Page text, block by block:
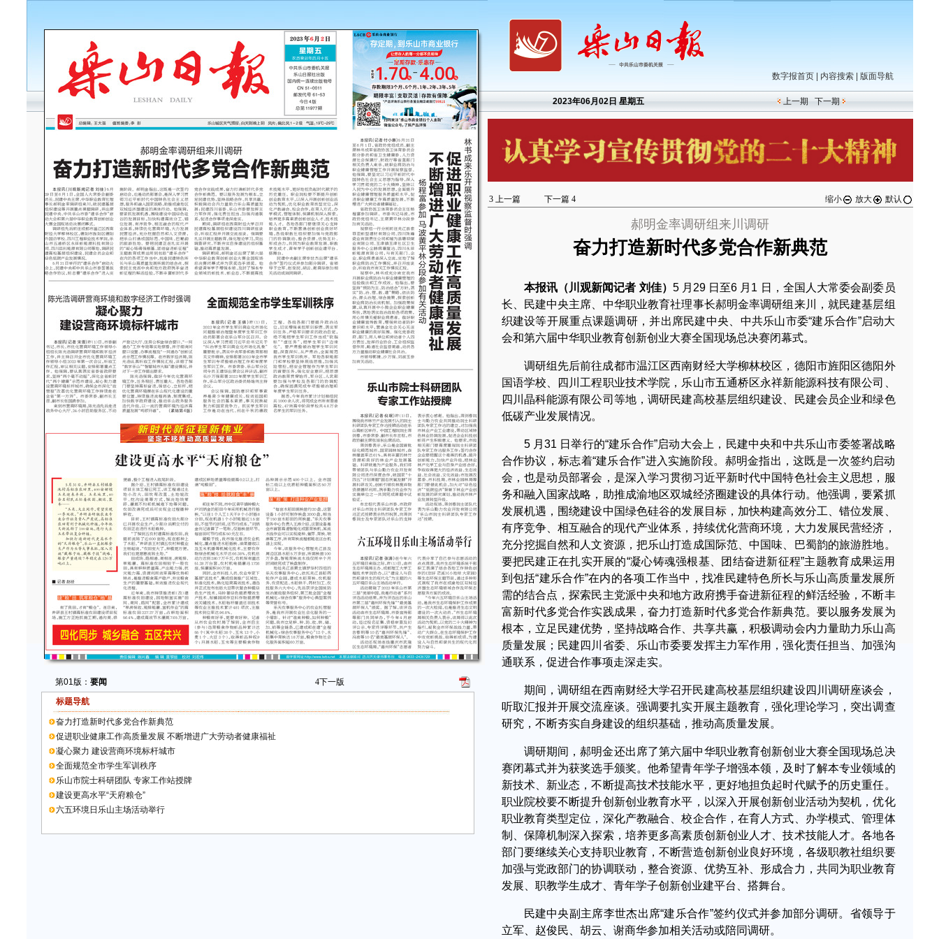
第01版： 要闻 4下一版
标题导航
奋力打造新时代多党合作新典范
促进职业健康工作高质量发展 不断增进广大劳动者健康福祉
凝心聚力 建设营商环境标杆城市
全面规范全市学生军训秩序
乐山市院士科研团队 专家工作站授牌
建设更高水平“天府粮仓”
六五环境日乐山主场活动举行
数字报首页 内容搜索 版面导航
2023年06月02日 星期五 上一期 下一期
3上一篇 下一篇 4 缩小 放大 默认
郝明金率调研组来川调研
奋力打造新时代多党合作新典范
本报讯（川观新闻记者 刘佳） 5 月29 日至6 月1 日，全国人大常委会副委员
长、民建中央主席、中华职业教育社理事长郝明金率调研组来川，就民建基层组
织建设等开展重点课题调研，并出席民建中央、中共乐山市委“建乐合作”启动大
会和第六届中华职业教育创新创业大赛全国现场总决赛闭幕式。
调研组先后前往成都市温江区西南财经大学柳林校区，德阳市旌阳区德阳外
国语学校、四川工程职业技术学院，乐山市五通桥区永祥新能源科技有限公司、
四川晶科能源有限公司等地，调研民建高校基层组织建设、民建会员企业和绿色
低碳产业发展情况。
5 月31 日举行的“建乐合作”启动大会上，民建中央和中共乐山市委签署战略
合作协议，标志着“建乐合作”进入实施阶段。郝明金指出，这既是一次签约启动
会，也是动员部署会，是深入学习贯彻习近平新时代中国特色社会主义思想，服
务和融入国家战略，助推成渝地区双城经济圈建设的具体行动。他强调，要紧抓
发展机遇，围绕建设中国绿色硅谷的发展目标，加快构建高效分工、错位发展、
有序竞争、相互融合的现代产业体系，持续优化营商环境，大力发展民营经济，
充分挖掘自然和人文资源，把乐山打造成国际范、中国味、巴蜀韵的旅游胜地。
要把民建正在扎实开展的“凝心铸魂强根基、团结奋进新征程”主题教育成果运用
到包括“建乐合作”在内的各项工作当中，找准民建特色所长与乐山高质量发展所
需的结合点，探索民主党派中央和地方政府携手奋进新征程的鲜活经验，不断丰
富新时代多党合作实践成果，奋力打造新时代多党合作新典范。要以服务发展为
根本，立足民建优势，坚持战略合作、共享共赢，积极调动会内力量助力乐山高
质量发展；民建四川省委、乐山市委要发挥主力军作用，强化责任担当、加强沟
通联系，促进合作事项走深走实。
期间，调研组在西南财经大学召开民建高校基层组织建设四川调研座谈会，
听取汇报并开展交流座谈。强调要扎实开展主题教育，强化理论学习，突出调查
研究，不断夯实自身建设的组织基础，推动高质量发展。
调研期间，郝明金还出席了第六届中华职业教育创新创业大赛全国现场总决
赛闭幕式并为获奖选手颁奖。他希望青年学子增强本领，及时了解本专业领域的
新技术、新业态，不断提高技术技能水平，更好地担负起时代赋予的历史重任。
职业院校要不断提升创新创业教育水平，以深入开展创新创业活动为契机，优化
职业教育类型定位，深化产教融合、校企合作，在育人方式、办学模式、管理体
制、保障机制深入探索，培养更多高素质创新创业人才、技术技能人才。各地各
部门要继续关心支持职业教育，不断营造创新创业良好环境，各级职教社组织要
加强与党政部门的协调联动，整合资源、优势互补、形成合力，共同为职业教育
发展、职教学生成才、青年学子创新创业建平台、搭舞台。
民建中央副主席李世杰出席“建乐合作”签约仪式并参加部分调研。省领导于
立军、赵俊民、胡云、谢商华参加相关活动或陪同调研。